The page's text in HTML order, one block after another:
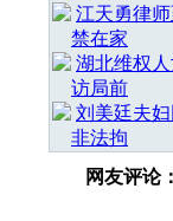
江天勇律
禁在家
湖北维权
访局前
刘美廷夫
非法拘
网友评论：